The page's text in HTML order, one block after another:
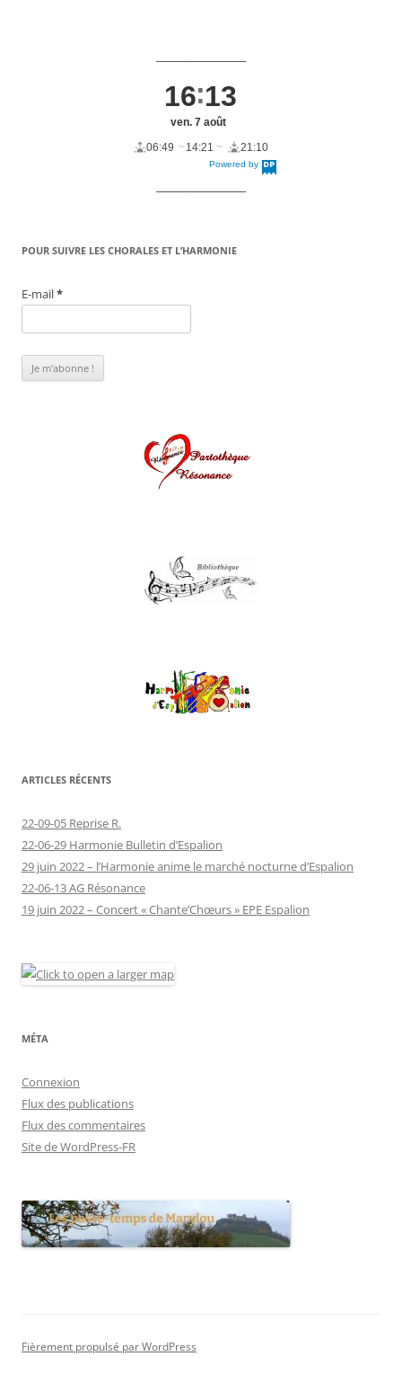
Powered by
16 13
ven. 7 août
06:49
14:21 21:10
POUR SUIVRE LES CHORALES ET L’HARMONIE
E-mail*
ARTICLES RÉCENTS
22-09-05 Reprise R.
22-06-29 Harmonie Bulletin d’Espalion
29 juin 2022 – l’Harmonie anime le marché nocturne d’Espalion
22-06-13 AG Résonance
19 juin 2022 – Concert « Chante’Chœurs » EPE Espalion
MÉTA
Connexion
Flux des publications
Flux des commentaires
Site de WordPress-FR
Fièrement propulsé par WordPress